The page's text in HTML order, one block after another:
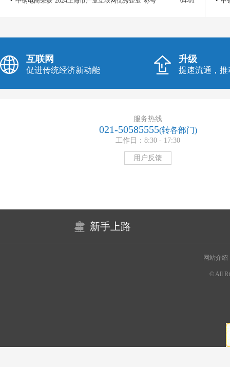
互联网
促进传统经济新动能
升级
提速流通，
服务热线
021-50585555(转各部门)
工作日：8:30 - 17:30
用户反馈
新手上路
网站介绍
© All